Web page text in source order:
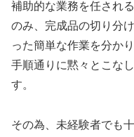
補助的な業務を任され
のみ、完成品の切り分
った簡単な作業を分か
手順通りに黙々とこな
す。
その為、未経験者でも